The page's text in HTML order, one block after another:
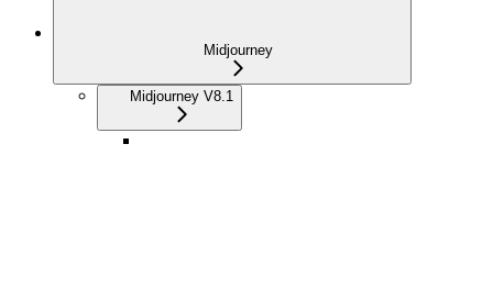
Midjourney
Midjourney V8.1